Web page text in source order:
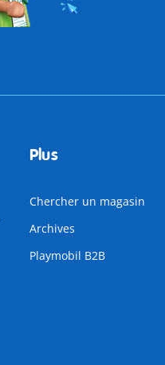
Plus
Chercher un magasin
Archives
Playmobil B2B